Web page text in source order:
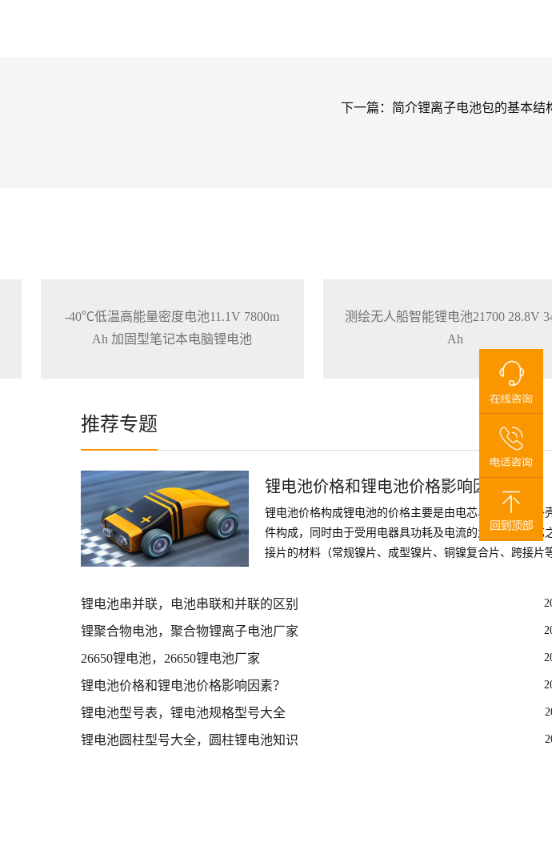
下一篇： 简介锂离子电池包的基本结
-40℃低温高能量密度电池11.1V 7800m
Ah 加固型笔记本电脑锂电池
测绘无人船智能锂电池21700 28.8V
Ah
推荐专题
锂电池价格和锂电池价格影响因素？
锂电池价格构成锂电池的价格主要是由电芯、保护板、外
件构成，同时由于受用电器具功耗及电流的大小，对电芯
接片的材料（常规镍片、成型镍片、铜镍复合片、跨接片
锂电池串并联，电池串联和并联的区别
锂聚合物电池，聚合物锂离子电池厂家
26650锂电池，26650锂电池厂家
锂电池价格和锂电池价格影响因素？
锂电池型号表，锂电池规格型号大全
锂电池圆柱型号大全，圆柱锂电池知识